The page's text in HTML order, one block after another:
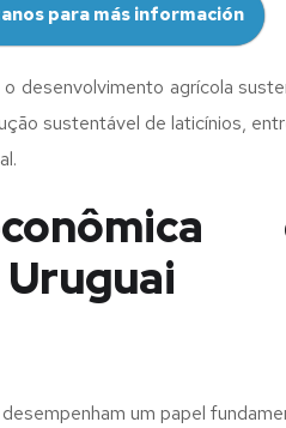
para más información
desenvolvimento agrícola
sustentável de laticínios,
um papel